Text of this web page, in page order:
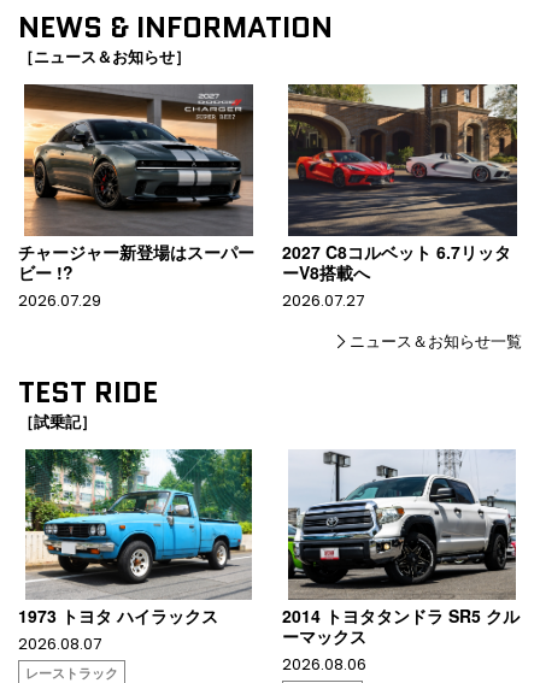
NEWS & INFORMATION
［ニュース＆お知らせ］
チャージャー新登場はスーパー
ビー !?
2026.07.29
2027 C8コルベット 6.7リッタ
ーV8搭載へ
2026.07.27
ニュース＆お知らせ一覧
TEST RIDE
［試乗記］
1973 トヨタ ハイラックス
2026.08.07
レーストラック
2014 トヨタタンドラ SR5 クル
ーマックス
2026.08.06